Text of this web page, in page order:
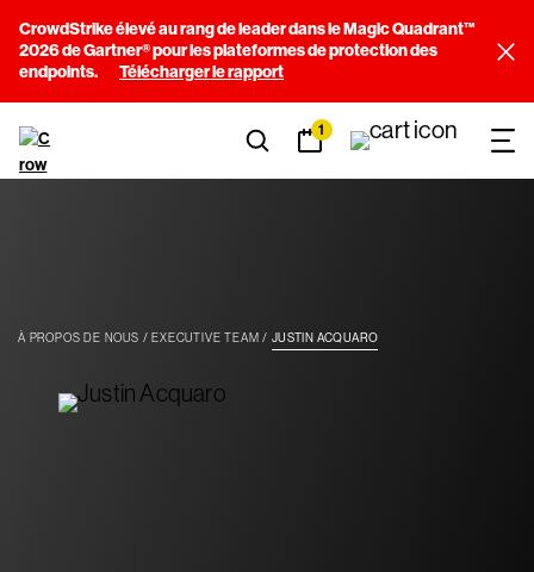
CrowdStrike élevé au rang de leader dans le Magic Quadrant™
2026 de Gartner® pour les plateformes de protection des
endpoints.
Télécharger le rapport
1
À PROPOS DE NOUS EXECUTIVE TEAM JUSTIN ACQUARO